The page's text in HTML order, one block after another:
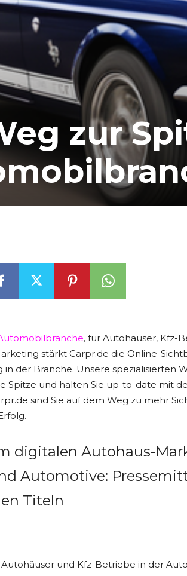
zur
, für Autohäuser, Kfz-
stärkt Carpr.de die Online-
der Branche. Unsere spezialisierten
Spitze und halten Sie up-to-date mit
sind Sie auf dem Weg zu mehr
digitalen Autohaus-
Automotive:
Titeln